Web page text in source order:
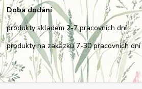
Doba dodání
produkty skladem 2-7 pracovních dní
produkty na zakázku 7-30 pracovních dní